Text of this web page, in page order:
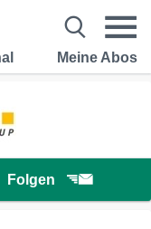
Meine Abos
Folgen